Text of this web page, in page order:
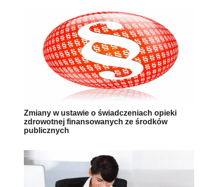
Zmiany w ustawie o świadczeniach opieki
zdrowotnej finansowanych ze środków
publicznych